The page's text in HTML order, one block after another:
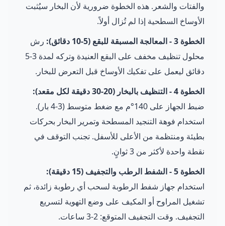
والفتات والشعر. هذه الخطوة ضرورية لأن البخار سيُثبت
الأوساخ السطحية إذا لم تُزال أولاً.
الخطوة 3 - المعالجة المسبقة للبقع (5-10 دقائق):
رش
محلول تنظيف مخفف على البقع العنيدة وتركه لمدة 3-5
دقائق ليعمل على تفكيك الأوساخ قبل التعرض للبخار.
الخطوة 4 - التنظيف بالبخار (20-30 دقيقة لكل مقعد):
ضبط الجهاز على 140°م مع ضغط متوسط (3-4 بار).
استخدام فوهة التنجيد المسطحة وتمرير البخار بحركات
بطيئة ومنتظمة من الأعلى للأسفل. تجنب التوقف في
نقطة واحدة لأكثر من 3 ثوانٍ.
الخطوة 5 - الشفط الرطب والتجفيف (15 دقيقة):
استخدام جهاز شفط الرطوبة لسحب أي رطوبة زائدة، ثم
تشغيل المراوح أو المكيف على وضع التهوية لتسريع
التجفيف. وقت التجفيف المتوقع: 2-3 ساعات.